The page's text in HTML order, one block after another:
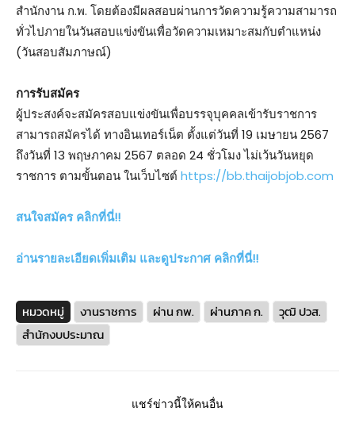
สำนักงาน ก.พ. โดยต้องมีผลสอบผ่านการวัดความรู้ความสามารถ
ทั่วไปภายในวันสอบแข่งขันเพื่อวัดความเหมาะสมกับตำแหน่ง
(วันสอบสัมภาษณ์)
การรับสมัคร
ผู้ประสงค์จะสมัครสอบแข่งขันเพื่อบรรจุบุคคลเข้ารับราชการ
สามารถสมัครได้ ทางอินเทอร์เน็ต ตั้งแต่วันที่ 19 เมษายน 2567
ถึงวันที่ 13 พฤษภาคม 2567 ตลอด 24 ชั่วโมง ไม่เว้นวันหยุด
ราชการ ตามขั้นตอน ในเว็บไซต์https://bb.thaijobjob.com
สนใจสมัคร คลิกที่นี่!!
อ่านรายละเอียดเพิ่มเติม และดูประกาศ คลิกที่นี่!!
หมวดหมู่ งานราชการ ผ่าน กพ. ผ่านภาค ก.
วุฒิ ปวส.
สำนักงบประมาณ
แชร์ข่าวนี้ให้คนอื่น